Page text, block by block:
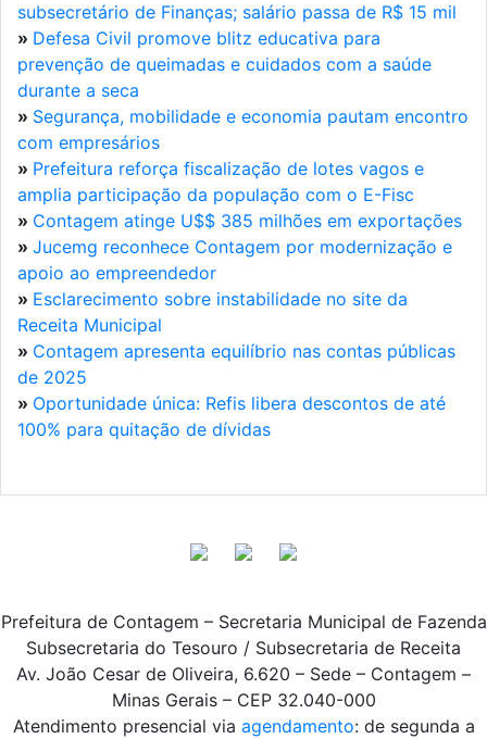
subsecretário de Finanças; salário passa de R$ 15 mil
» Defesa Civil promove blitz educativa para
prevenção de queimadas e cuidados com a saúde
durante a seca
» Segurança, mobilidade e economia pautam encontro
com empresários
» Prefeitura reforça fiscalização de lotes vagos e
amplia participação da população com o E-Fisc
» Contagem atinge U$$ 385 milhões em exportações
» Jucemg reconhece Contagem por modernização e
apoio ao empreendedor
» Esclarecimento sobre instabilidade no site da
Receita Municipal
» Contagem apresenta equilíbrio nas contas públicas
de 2025
» Oportunidade única: Refis libera descontos de até
100% para quitação de dívidas
Prefeitura de Contagem – Secretaria Municipal de Fazenda
Subsecretaria do Tesouro / Subsecretaria de Receita
Av. João Cesar de Oliveira, 6.620 – Sede – Contagem –
Minas Gerais – CEP 32.040-000
Atendimento presencial via agendamento: de segunda a